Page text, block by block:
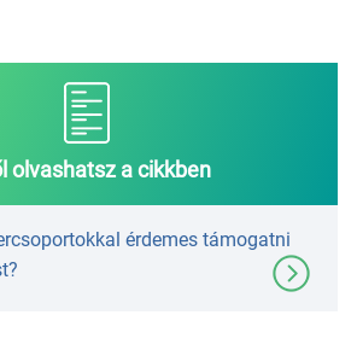
olvashatsz a cikkben
érdemes támogatni